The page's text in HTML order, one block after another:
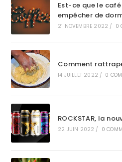
Est-ce que le
empêcher de
21 NOVEMBRE 2022 / 0
Comment
14 JUILLET 2022 / 0
ROCKSTAR, la
22 JUIN 2022 / 0